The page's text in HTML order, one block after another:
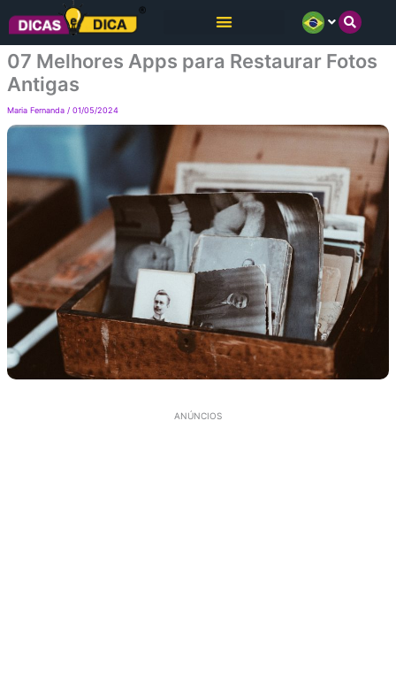
para
conteúdo
07 Melhores Apps para Restaurar Fotos
Antigas
Maria Fernanda / 01/05/2024
ANÚNCIOS